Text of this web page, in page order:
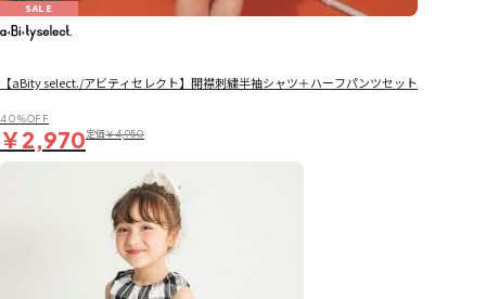
SALE
【aBity select./アビティセレクト】開襟刺繍半袖シャツ＋ハーフパンツセット
40％OFF
￥2,970定価￥4,950